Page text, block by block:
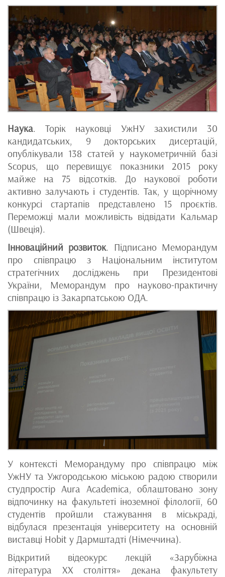
Наука. Торік науковці УжНУ захистили 30
кандидатських, 9 докторських дисертацій,
опублікували 138 статей у наукометричній базі
Scopus, що перевищує показники 2015 року
майже на 75 відсотків. До наукової роботи
активно залучають і студентів. Так, у щорічному
конкурсі стартапів представлено 15 проєктів.
Переможці мали можливість відвідати Кальмар
(Швеція).
Інноваційний розвиток. Підписано Меморандум
про співпрацю з Національним інститутом
стратегічних досліджень при Президентові
України, Меморандум про науково-практичну
співпрацю із Закарпатською ОДА.
У контексті Меморандуму про співпрацю між
УжНУ та Ужгородською міською радою створили
студпростір Aura Academica, облаштовано зону
відпочинку на факультеті іноземної філології, 60
студентів пройшли стажування в міськраді,
відбулася презентація університету на основній
виставці Hobit у Дармштадті (Німеччина).
Відкритий відеокурс лекцій «Зарубіжна
література ХХ століття» декана факультету